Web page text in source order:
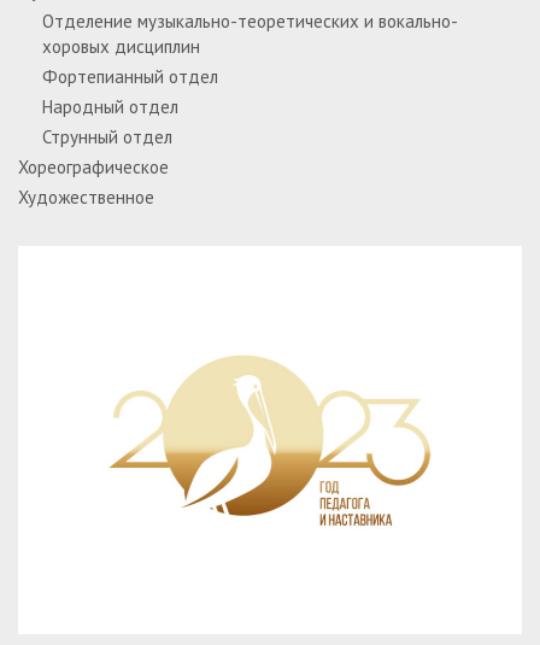
Отделение музыкально-теоретических и вокально-
хоровых дисциплин
Фортепианный отдел
Народный отдел
Струнный отдел
Хореографическое
Художественное